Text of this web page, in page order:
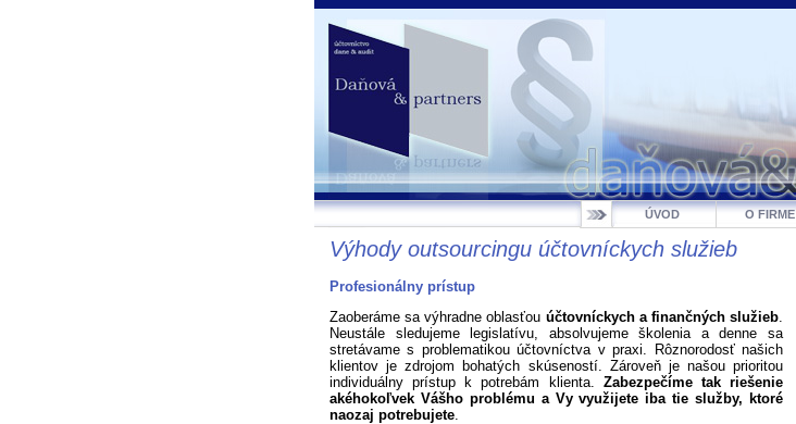
ÚVOD O FIRME
Výhody outsourcingu účtovníckych služieb
Profesionálny prístup
Zaoberáme sa výhradne oblasťou účtovníckych a finančných služieb.
Neustále sledujeme legislatívu, absolvujeme školenia a denne sa
stretávame s problematikou účtovníctva v praxi. Rôznorodosť našich
klientov je zdrojom bohatých skúseností. Zároveň je našou prioritou
individuálny prístup k potrebám klienta. Zabezpečíme tak riešenie
akéhokoľvek Vášho problému a Vy využijete iba tie služby, ktoré
naozaj potrebujete.